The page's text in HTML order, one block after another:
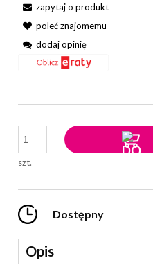
zapytaj o produkt
poleć znajomemu
dodaj opinię
szt.
Dostępny
Opis